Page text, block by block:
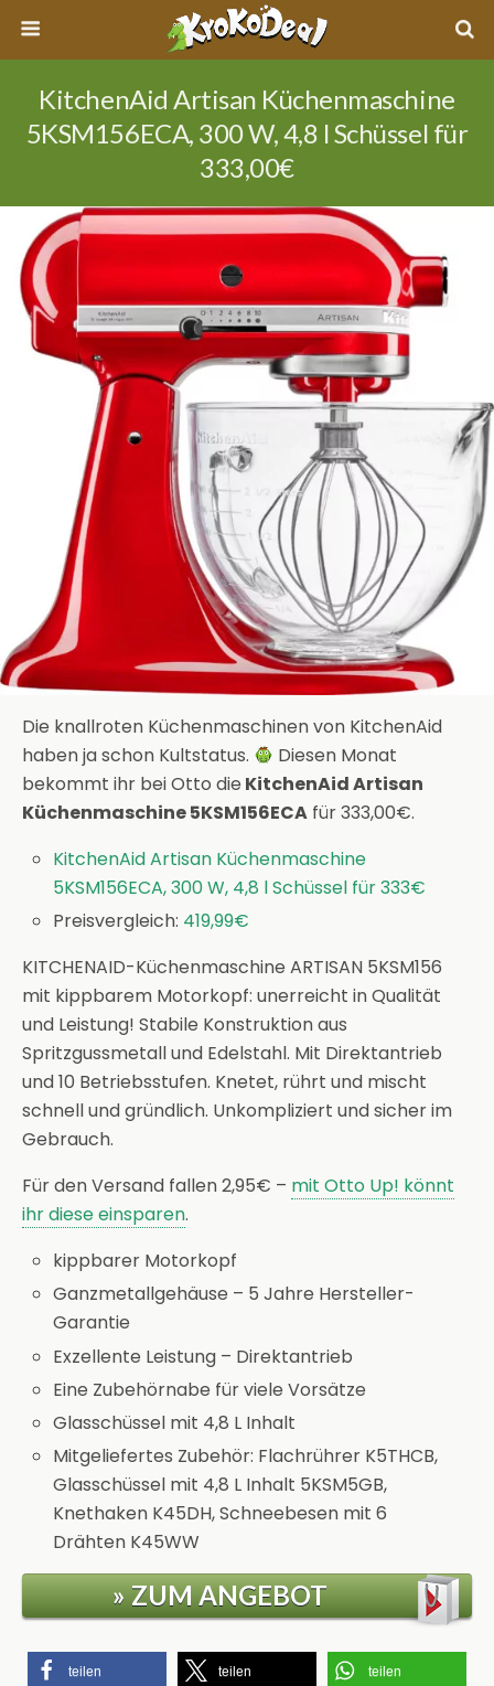
KitchenAid Artisan Küchenmaschine
5KSM156ECA, 300 W, 4,8 l Schüssel für
333,00€
Die knallroten Küchenmaschinen von KitchenAid
haben ja schon Kultstatus.
Diesen Monat
bekommt ihr bei Otto die KitchenAid Artisan
Küchenmaschine 5KSM156ECA für 333,00€.
KitchenAid Artisan Küchenmaschine
5KSM156ECA, 300 W, 4,8 l Schüssel für 333€
Preisvergleich: 419,99€
KITCHENAID-Küchenmaschine ARTISAN 5KSM156
mit kippbarem Motorkopf: unerreicht in Qualität
und Leistung! Stabile Konstruktion aus
Spritzgussmetall und Edelstahl. Mit Direktantrieb
und 10 Betriebsstufen. Knetet, rührt und mischt
schnell und gründlich. Unkompliziert und sicher im
Gebrauch.
Für den Versand fallen 2,95€ – mit Otto Up! könnt
ihr diese einsparen.
kippbarer Motorkopf
Ganzmetallgehäuse – 5 Jahre Hersteller-
Garantie
Exzellente Leistung – Direktantrieb
Eine Zubehörnabe für viele Vorsätze
Glasschüssel mit 4,8 L Inhalt
Mitgeliefertes Zubehör: Flachrührer K5THCB,
Glasschüssel mit 4,8 L Inhalt 5KSM5GB,
Knethaken K45DH, Schneebesen mit 6
Drähten K45WW
» ZUM ANGEBOT
teilen teilen teilen